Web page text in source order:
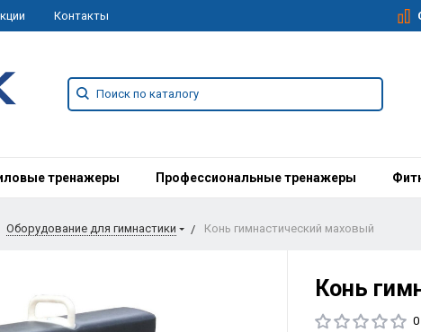
Контакты
тренажеры Профессиональные тренажеры
Оборудование для гимнастики Конь гимнастический маховый
Конь
0